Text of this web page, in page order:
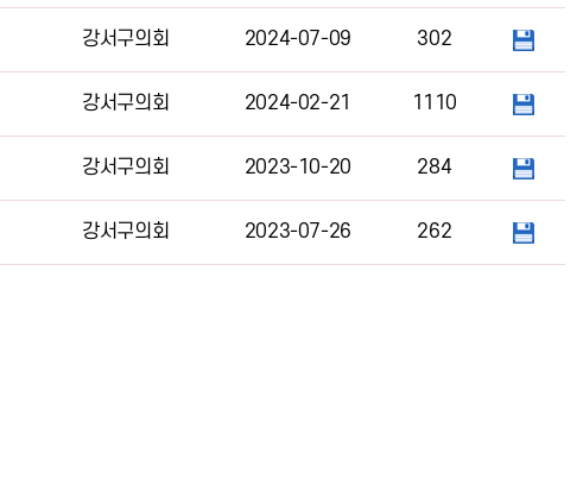
강서구의회 2024-07-09 302
강서구의회 2024-02-21 1110
강서구의회 2023-10-20 284
강서구의회 2023-07-26 262